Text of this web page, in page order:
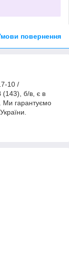
повернення
10 /
(143), б/в, є в
Ми гарантуємо